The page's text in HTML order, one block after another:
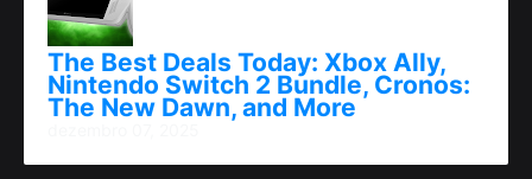
The Best Deals Today: Xbox Ally,
Nintendo Switch 2 Bundle, Cronos:
The New Dawn, and More